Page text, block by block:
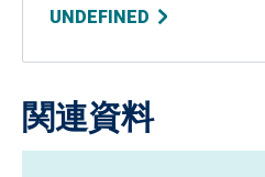
UNDEFINED
関連資料